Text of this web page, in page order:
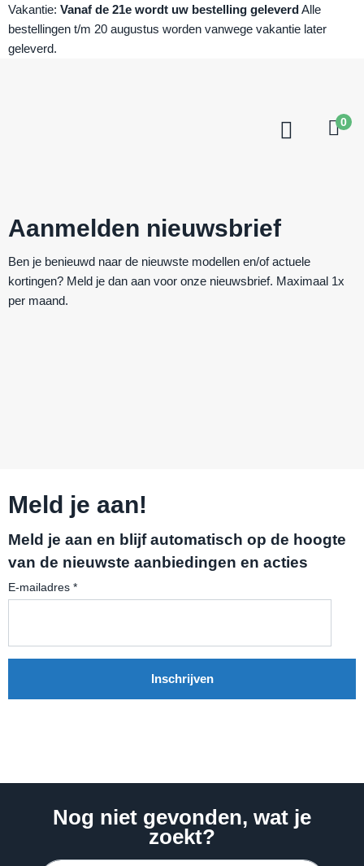
Vakantie: Vanaf de 21e wordt uw bestelling geleverdAlle
bestellingen t/m 20 augustus worden vanwege vakantie later
geleverd.
0
Aanmelden nieuwsbrief
Ben je benieuwd naar de nieuwste modellen en/of actuele
kortingen? Meld je dan aan voor onze nieuwsbrief. Maximaal 1x
per maand.
Meld je aan!
Meld je aan en blijf automatisch op de hoogte
van de nieuwste aanbiedingen en acties
E-mailadres *
Nog niet gevonden, wat je
zoekt?